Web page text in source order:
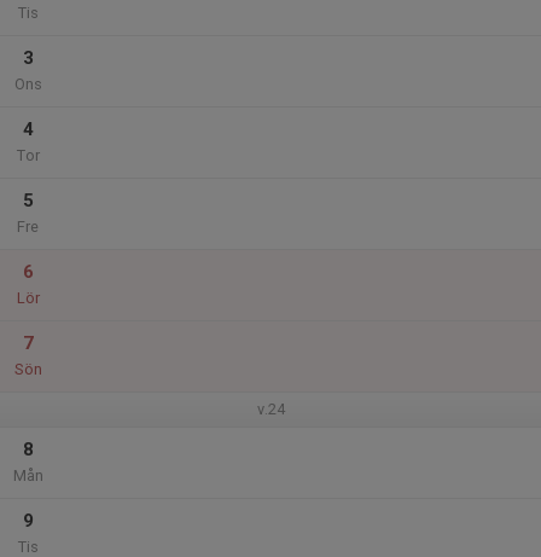
Tis
3
Ons
4
Tor
5
Fre
6
Lör
7
Sön
v.24
8
Mån
9
Tis